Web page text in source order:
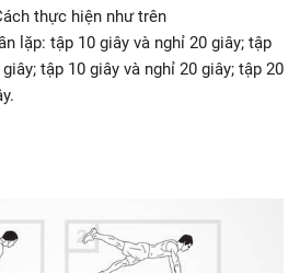
thực hiện như trên
lặp: tập 10 giây và nghỉ 20 giây; tập
tập 10 giây và nghỉ 20 giây; tập 20